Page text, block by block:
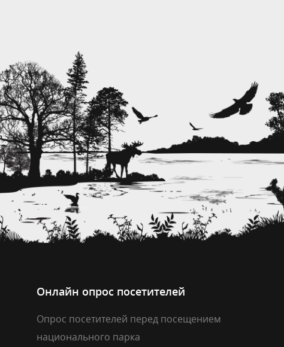
Онлайн опрос посетителей
Опрос посетителей перед посещением
национального парка